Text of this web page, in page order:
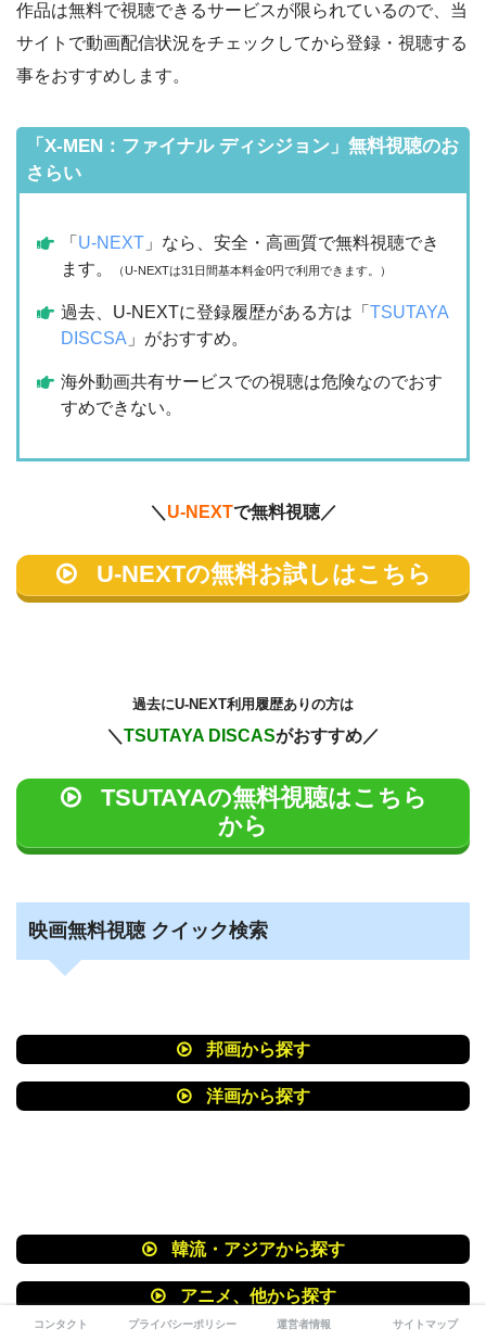
作品は無料で視聴できるサービスが限られているので、当
サイトで動画配信状況をチェックしてから登録・視聴する
事をおすすめします。
「X-MEN：ファイナル ディシジョン」無料視聴のお
さらい
「 U-NEXT 」なら、安全・高画質で無料視聴でき
ます。
（U-NEXTは31日間基本料金0円で利用できます。）
過去、U-NEXTに登録履歴がある方は「TSUTAYA
DISCSA 」がおすすめ。
海外動画共有サービスでの視聴は危険なのでおす
すめできない。
＼ U-NEXTで無料視聴／
U-NEXTの無料お試しはこちら
過去にU-NEXT利用履歴ありの方は
＼ TSUTAYA DISCASがおすすめ／
TSUTAYAの無料視聴はこちら
から
映画無料視聴 クイック検索
邦画から探す
洋画から探す
韓流・アジアから探す
アニメ、他から探す
コンタクト プライバシーポリシー 運営者情報 サイトマップ